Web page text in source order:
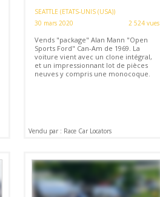
SEATTLE (ETATS-UNIS (USA))
30 mars 2020
2 524 vues
Vends "package" Alan Mann "Open
Sports Ford" Can-Am de 1969. La
voiture vient avec un clone intégral,
et un impressionnant lot de pièces
neuves y compris une monocoque.
Vendu par : Race Car Locators